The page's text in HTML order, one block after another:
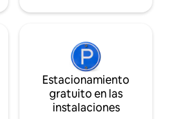
Estacionamiento
gratuito en las
instalaciones